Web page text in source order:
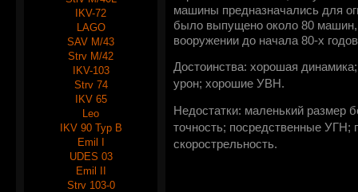
IKV-72
LAGO
SAV M/43
Strv M/42
IKV-103
Strv 74
IKV 65
Leo
IKV 90 Typ B
Emil I
UDES 03
Emil II
Strv 103-0
машины предназначались для
было выпущено около 80
вооружении до начала 80-х
Достоинства: хорошая
урон; хорошие УВН.
Недостатки: маленький размер
точность; посредственные УГН;
скорострельность.